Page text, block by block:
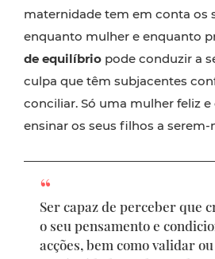
maternidade tem em conta os
enquanto mulher e enquanto
de equilíbrio pode conduzir a
culpa que têm subjacentes
conciliar. Só uma mulher feliz
ensinar os seus filhos a
Ser capaz de perceber que
o seu pensamento e
acções, bem como validar